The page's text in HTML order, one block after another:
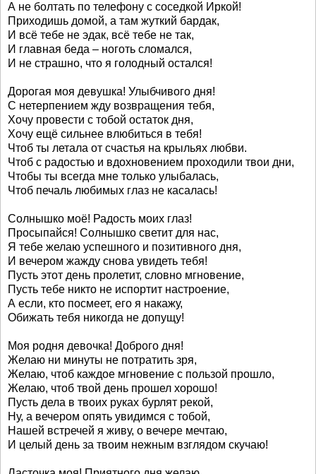
А не болтать по телефону с соседкой Иркой!
Приходишь домой, а там жуткий бардак,
И всё тебе не эдак, всё тебе не так,
И главная беда – ноготь сломался,
И не страшно, что я голодный остался!
Дорогая моя девушка! Улыбчивого дня!
С нетерпением жду возвращения тебя,
Хочу провести с тобой остаток дня,
Хочу ещё сильнее влюбиться в тебя!
Чтоб ты летала от счастья на крыльях любви.
Чтоб с радостью и вдохновением проходили твои дни,
Чтобы ты всегда мне только улыбалась,
Чтоб печаль любимых глаз не касалась!
Солнышко моё! Радость моих глаз!
Просыпайся! Солнышко светит для нас,
Я тебе желаю успешного и позитивного дня,
И вечером жажду снова увидеть тебя!
Пусть этот день пролетит, словно мгновение,
Пусть тебе никто не испортит настроение,
А если, кто посмеет, его я накажу,
Обижать тебя никогда не допущу!
Моя родня девочка! Доброго дня!
Желаю ни минуты не потратить зря,
Желаю, чтоб каждое мгновение с пользой прошло,
Желаю, чтоб твой день прошел хорошо!
Пусть дела в твоих руках бурлят рекой,
Ну, а вечером опять увидимся с тобой,
Нашей встречей я живу, о вечере мечтаю,
И целый день за твоим нежным взглядом скучаю!